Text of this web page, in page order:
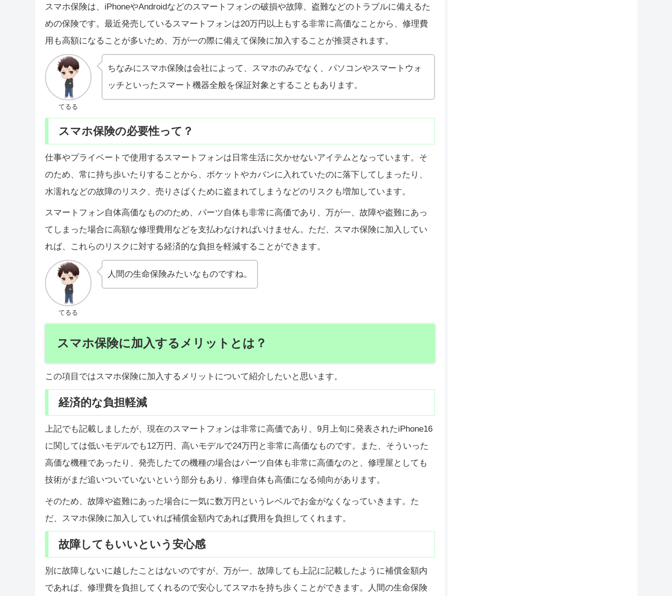
スマホ保険は、iPhoneやAndroidなどのスマートフォンの破損や故障、盗難などのトラブルに備えるた
めの保険です。最近発売しているスマートフォンは20万円以上もする非常に高価なことから、修理費
用も高額になることが多いため、万が一の際に備えて保険に加入することが推奨されます。
てるる
ちなみにスマホ保険は会社によって、スマホのみでなく、パソコンやスマートウォ
ッチといったスマート機器全般を保証対象とすることもあります。
スマホ保険の必要性って？
仕事やプライベートで使用するスマートフォンは日常生活に欠かせないアイテムとなっています。そ
のため、常に持ち歩いたりすることから、ポケットやカバンに入れていたのに落下してしまったり、
水濡れなどの故障のリスク、売りさばくために盗まれてしまうなどのリスクも増加しています。
スマートフォン自体高価なもののため、パーツ自体も非常に高価であり、万が一、故障や盗難にあっ
てしまった場合に高額な修理費用などを支払わなければいけません。ただ、スマホ保険に加入してい
れば、これらのリスクに対する経済的な負担を軽減することができます。
てるる
人間の生命保険みたいなものですね。
スマホ保険に加入するメリットとは？
この項目ではスマホ保険に加入するメリットについて紹介したいと思います。
経済的な負担軽減
上記でも記載しましたが、現在のスマートフォンは非常に高価であり、9月上旬に発表されたiPhone16
に関しては低いモデルでも12万円、高いモデルで24万円と非常に高価なものです。また、そういった
高価な機種であったり、発売したての機種の場合はパーツ自体も非常に高価なのと、修理屋としても
技術がまだ追いついていないという部分もあり、修理自体も高価になる傾向があります。
そのため、故障や盗難にあった場合に一気に数万円というレベルでお金がなくなっていきます。た
だ、スマホ保険に加入していれば補償金額内であれば費用を負担してくれます。
故障してもいいという安心感
別に故障しないに越したことはないのですが、万が一、故障しても上記に記載したように補償金額内
であれば、修理費を負担してくれるので安心してスマホを持ち歩くことができます。人間の生命保険